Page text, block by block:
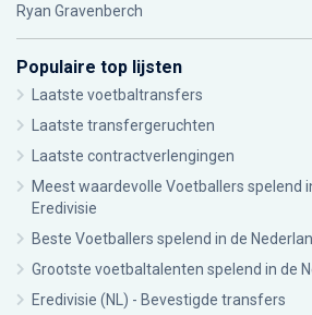
Ryan Gravenberch
Populaire top lijsten
Laatste voetbaltransfers
Laatste transfergeruchten
Laatste contractverlengingen
Meest waardevolle Voetballers spelend
Eredivisie
Beste Voetballers spelend in de
Grootste voetbaltalenten spelend in de
Eredivisie (NL) - Bevestigde transfers